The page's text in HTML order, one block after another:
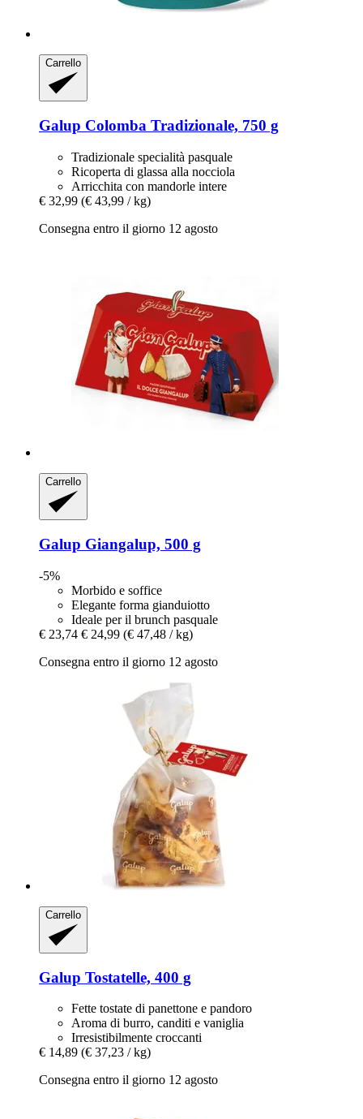
Carrello
Galup Colomba Tradizionale, 750 g
Tradizionale specialità pasquale
Ricoperta di glassa alla nocciola
Arricchita con mandorle intere
€ 32,99 (€ 43,99 / kg)
Consegna entro il giorno 12 agosto
Carrello
Galup Giangalup, 500 g
-5%
Morbido e soffice
Elegante forma gianduiotto
Ideale per il brunch pasquale
€ 23,74 € 24,99 (€ 47,48 / kg)
Consegna entro il giorno 12 agosto
Carrello
Galup Tostatelle, 400 g
Fette tostate di panettone e pandoro
Aroma di burro, canditi e vaniglia
Irresistibilmente croccanti
€ 14,89 (€ 37,23 / kg)
Consegna entro il giorno 12 agosto